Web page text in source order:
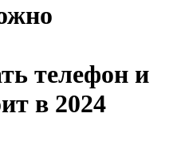
телефон и
в 2024